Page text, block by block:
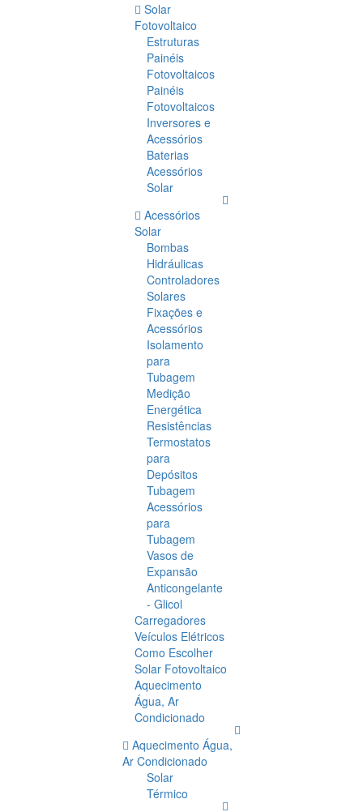
Solar
Fotovoltaico
Estruturas
Painéis
Fotovoltaicos
Painéis
Fotovoltaicos
Inversores e
Acessórios
Baterias
Acessórios
Solar
Acessórios
Solar
Bombas
Hidráulicas
Controladores
Solares
Fixações e
Acessórios
Isolamento
para
Tubagem
Medição
Energética
Resistências
Termostatos
para
Depósitos
Tubagem
Acessórios
para
Tubagem
Vasos de
Expansão
Anticongelante
- Glicol
Carregadores
Veículos Elétricos
Como Escolher
Solar Fotovoltaico
Aquecimento
Água, Ar
Condicionado
Aquecimento Água,
Ar Condicionado
Solar
Térmico